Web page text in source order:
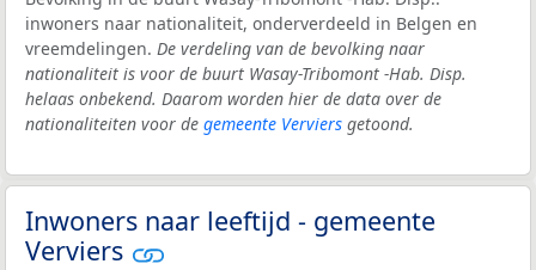
inwoners naar nationaliteit, onderverdeeld in Belgen en
vreemdelingen. De verdeling van de bevolking naar
nationaliteit is voor de buurt Wasay-Tribomont -Hab. Disp.
helaas onbekend. Daarom worden hier de data over de
nationaliteiten voor de gemeente Verviers getoond.
Inwoners naar leeftijd - gemeente
Verviers